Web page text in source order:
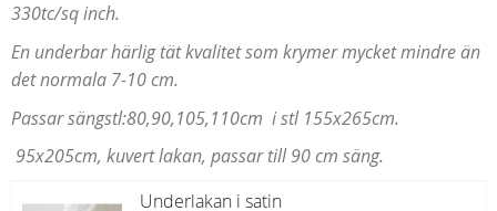
330tc/sq inch.
En underbar härlig tät kvalitet som krymer mycket mindre än
det normala 7-10 cm.
Passar sängstl:80,90,105,110cm i stl 155x265cm.
95x205cm, kuvert lakan, passar till 90 cm säng.
Underlakan i satin